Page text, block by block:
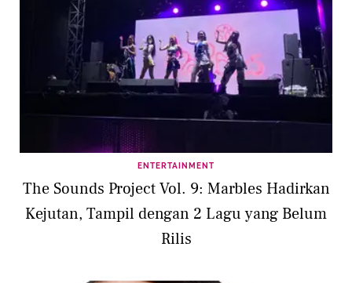
ENTERTAINMENT
The Sounds Project Vol. 9: Marbles Hadirkan
Kejutan, Tampil dengan 2 Lagu yang Belum
Rilis